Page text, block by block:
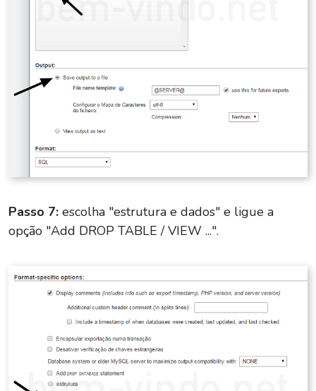
Passo 7: escolha "estrutura e dados" e ligue a
opção "Add DROP TABLE / VIEW ...".